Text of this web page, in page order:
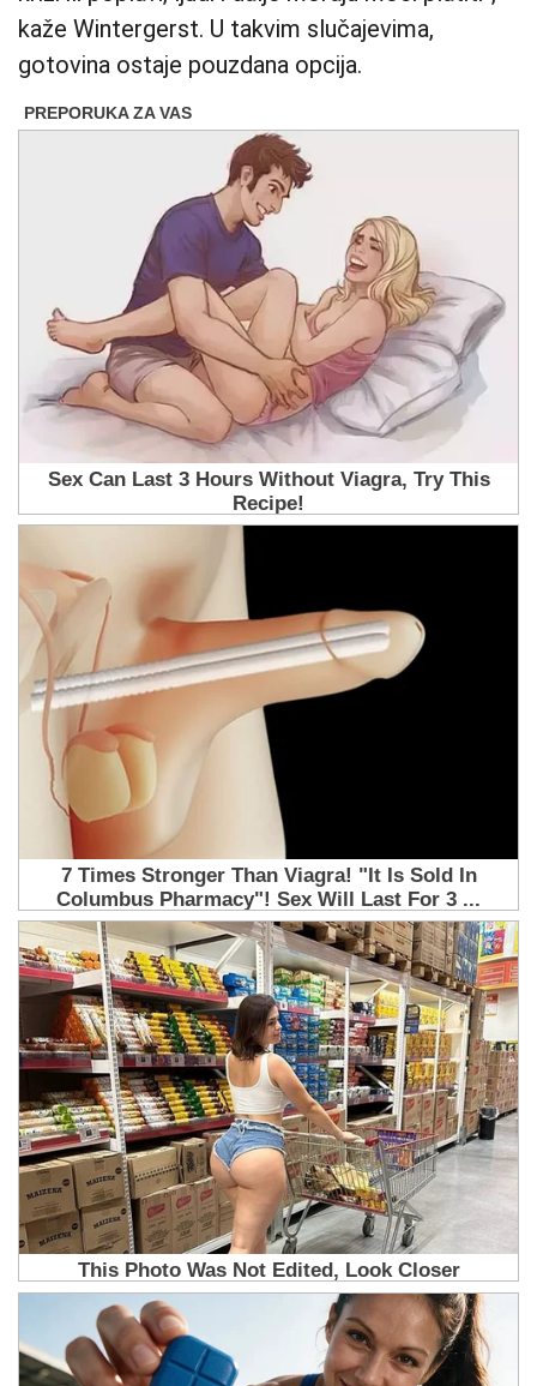
kaže Wintergerst. U takvim slučajevima,
gotovina ostaje pouzdana opcija.